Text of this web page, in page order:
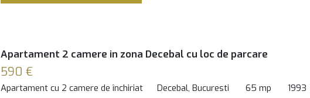
Apartament 2 camere in zona Decebal cu loc de parcare
590 €
Apartament cu 2 camere de închiriat Decebal, Bucuresti 65 mp 1993